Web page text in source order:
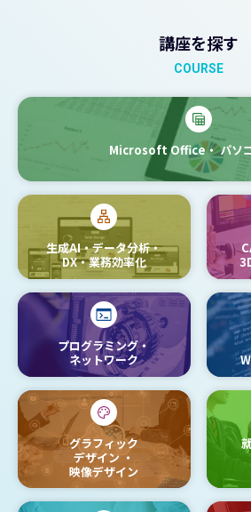
講座を探す
COURSE
Microsoft Office・パソ
生成AI・データ分析・
DX・業務効率化
プログラミング・
ネットワーク
グラフィック
デザイン ・
映像デザイン